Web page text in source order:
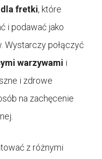
dla fretki, które
i podawać jako
Wystarczy połączyć
warzywami i
i zdrowe
na zachęcenie
z różnymi